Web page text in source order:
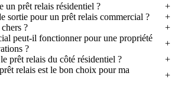
un prêt relais résidentiel ?
sortie pour un prêt relais commercial ?
?
peut-il fonctionner pour une propriété
?
prêt relais du côté résidentiel ?
relais est le bon choix pour ma